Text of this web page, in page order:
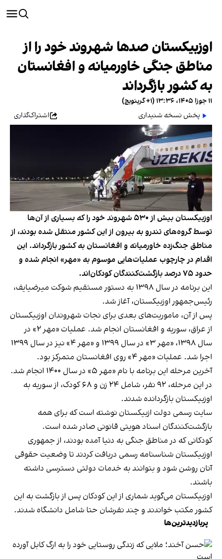
اوزبیکستان صدها شهروند خود را از
مناطق جنگی خاورمیانه و افغانستان
به کشور بازگرداند
۱۱ جوزا ۱۴۰۵، ۱۳:۳۶ (‎+۱ گرینویچ)
پخش نسخه شنیداری
اشتراک‌گذاری
اوزبیکستان بیش از ۵۳۰ شهروند خود را که بسیاری از آن‌ها
توسط گروه‌های تندرو به بیرون از این کشور منتقل شده بودند، از
مناطق جنگ‌زده خاورمیانه و افغانستان به کشور بازگرداند. این
اقدام در چارچوب عملیات‌هایی موسوم به «مهر» انجام شده و
حدود ۷۵ درصد بازگشت‌کنندگان کودکان‌اند.
این برنامه در سال ۱۳۹۸ به دستور مستقیم شوکت میرضیایف،
رئیس‌جمهور اوزبیکستان، آغاز شد.
پس از آن، ماموریت‌های بعدی برای نجات شهروندان اوزبیکستان
از عراق، سوریه و افغانستان انجام شد. عملیات «مهر ۲» در
سال ۱۳۹۸، «مهر ۳» در سال ۱۳۹۹ و «مهر ۴» نیز در سال ۱۳۹۹
اجرا شد. عملیات «مهر ۴» روی افغانستان متمرکز بود.
آخرین مرحله این برنامه با نام «مهر ۵» در سال ۱۴۰۰ انجام شد.
در این مرحله، ۹۲ نفر، شامل ۲۴ زن و ۶۸ کودک، از سوریه به
اوزبیکستان بازگردانده شدند.
سایت رسمی دولت ازبیکستان نوشته است که برای همه
بازگشت‌کنندگان اسناد هویتی قانونی صادر شده است.
کودکانی که در مناطق جنگی به دنیا آمده بودند، از جمهوری
اوزبیکستان شناسنامه رسمی دریافت کردند تا وضعیت حقوقی
آنان روشن شود و بتوانند به خدمات دولتی دسترسی داشته
باشند.
اوزبیکستان می‌گوید شماری از این کودکان پس از بازگشت به این
کشور مکتب خواندند و چند نفرشان حتا شامل دانشگاه شدند.
پربازدیدترین‌ها